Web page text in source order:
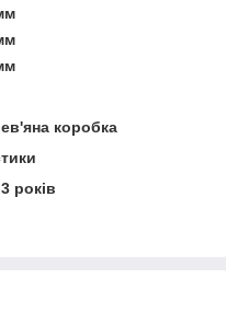
коробка
років